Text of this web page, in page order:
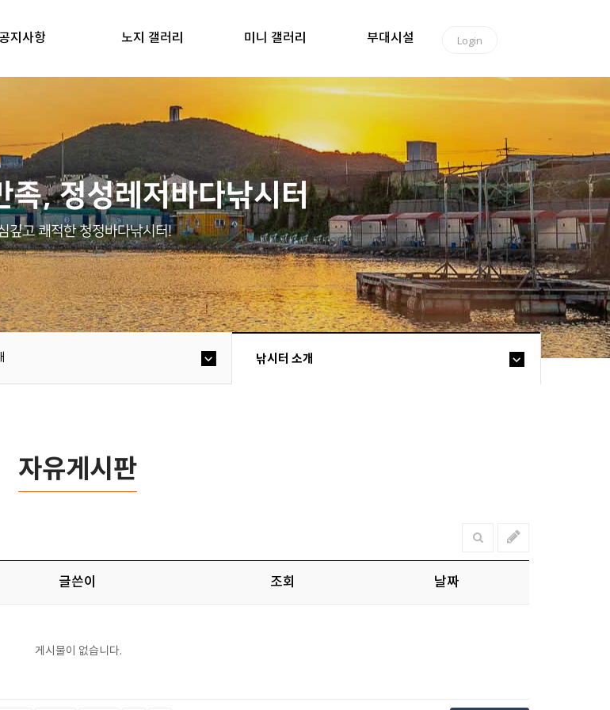
공지사항 노지 갤러리 미니 갤러리 부대시설 Login
, 정성레저바다낚시터
깊고 쾌적한 청정바다낚시터!
낚시터 소개
자유게시판
글쓴이 조회 날짜
게시물이 없습니다.